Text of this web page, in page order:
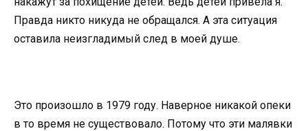
Правда никто никуда не обращался. А эта ситуация
оставила неизгладимый след в моей душе.
Это произошло в 1979 году. Наверное никакой опеки
в то время не существовало. Потому что эти малявки